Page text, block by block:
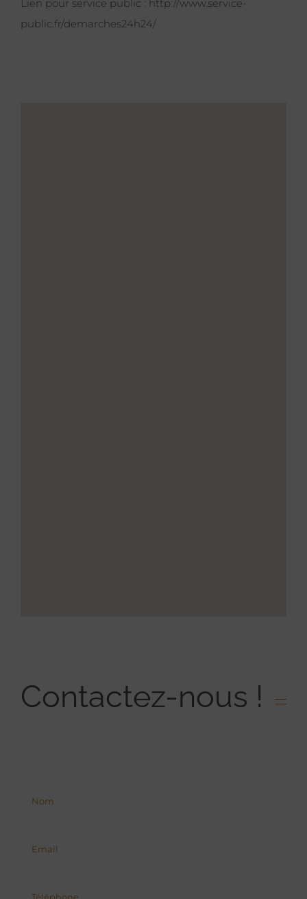
Lien pour service public : http://www.service-
public.fr/demarches24h24/
Contactez-nous !